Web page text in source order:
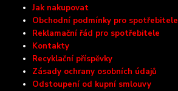
Jak nakupovat
Obchodní podmínky pro spotřebitele
Reklamační řád pro spotřebitele
Kontakty
Recyklační příspěvky
Zásady ochrany osobních údajů
Odstoupení od kupní smlouvy